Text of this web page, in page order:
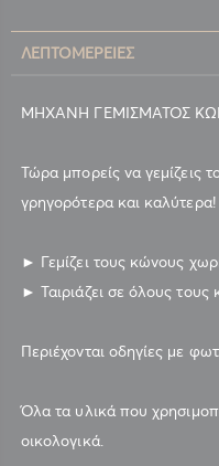
ΛΕΠΤΟΜΈΡΕΙΕΣ
ΜΗΧΑΝΗ ΓΕΜΙΣΜΑΤΟΣ
Τώρα μπορείς να γεμίζεις
γρηγορότερα και καλύτερα!
► Γεμίζει τους κώνους
► Ταιριάζει σε όλους
Περιέχονται οδηγίες με
Όλα τα υλικά που
οικολογικά.